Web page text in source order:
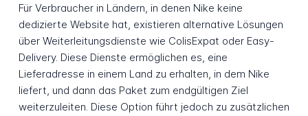
Für Verbraucher in Ländern, in denen Nike keine
dedizierte Website hat, existieren alternative Lösungen
über Weiterleitungsdienste wie ColisExpat oder Easy-
Delivery. Diese Dienste ermöglichen es, eine
Lieferadresse in einem Land zu erhalten, in dem Nike
liefert, und dann das Paket zum endgültigen Ziel
weiterzuleiten. Diese Option führt jedoch zu zusätzlichen